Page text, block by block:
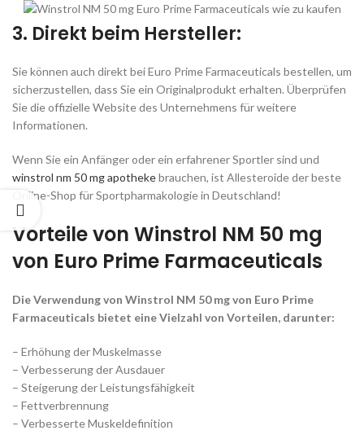
3. Direkt beim Hersteller:
Sie können auch direkt bei Euro Prime Farmaceuticals bestellen, um
sicherzustellen, dass Sie ein Originalprodukt erhalten. Überprüfen
Sie die offizielle Website des Unternehmens für weitere
Informationen.
Wenn Sie ein Anfänger oder ein erfahrener Sportler sind und
winstrol nm 50 mg apothekebrauchen, ist Allesteroide der beste
Online-Shop für Sportpharmakologie in Deutschland!
Vorteile von Winstrol NM 50 mg
von Euro Prime Farmaceuticals
Die Verwendung von Winstrol NM 50 mg von Euro Prime
Farmaceuticals bietet eine Vielzahl von Vorteilen, darunter:
– Erhöhung der Muskelmasse
– Verbesserung der Ausdauer
– Steigerung der Leistungsfähigkeit
– Fettverbrennung
– Verbesserte Muskeldefinition